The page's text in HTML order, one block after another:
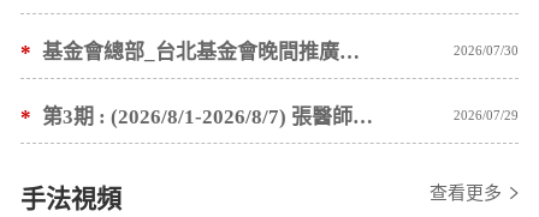
* 基金會總部_台北基金會晚間推廣暫停服務公告 2026/07/30
* 第3期 : (2026/8/1-2026/8/7) 張醫師親自培訓手法 廣州基礎班7 天錄取名單公告 2026/07/29
手法視頻 查看更多